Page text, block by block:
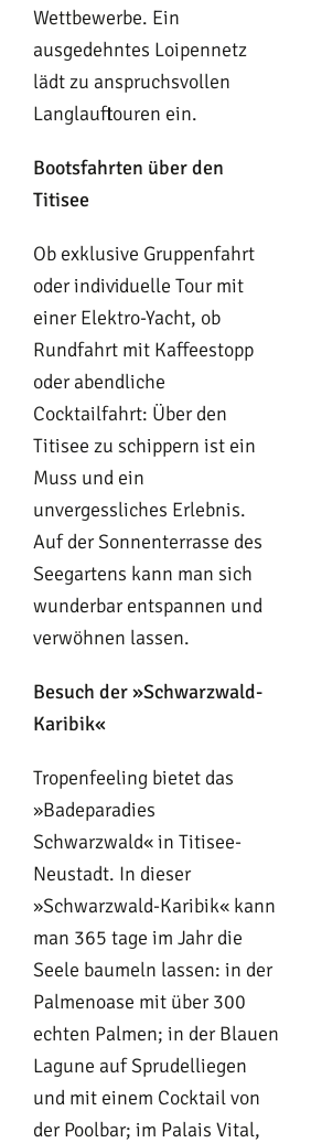
Wettbewerbe. Ein
ausgedehntes Loipennetz
lädt zu anspruchsvollen
Langlauftouren ein.
Bootsfahrten über den
Titisee
Ob exklusive Gruppenfahrt
oder individuelle Tour mit
einer Elektro-Yacht, ob
Rundfahrt mit Kaffeestopp
oder abendliche
Cocktailfahrt: Über den
Titisee zu schippern ist ein
Muss und ein
unvergessliches Erlebnis.
Auf der Sonnenterrasse des
Seegartens kann man sich
wunderbar entspannen und
verwöhnen lassen.
Besuch der »Schwarzwald-
Karibik«
Tropenfeeling bietet das
»Badeparadies
Schwarzwald« in Titisee-
Neustadt. In dieser
»Schwarzwald-Karibik« kann
man 365 tage im Jahr die
Seele baumeln lassen: in der
Palmenoase mit über 300
echten Palmen; in der Blauen
Lagune auf Sprudelliegen
und mit einem Cocktail von
der Poolbar; im Palais Vital,